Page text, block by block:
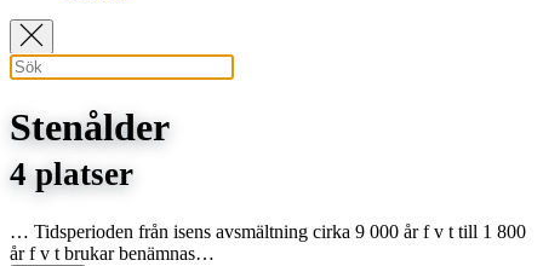
Stenålder
4 platser
… Tidsperioden från isens avsmältning cirka 9 000 år f v t till 1 800
år f v t brukar benämnas…